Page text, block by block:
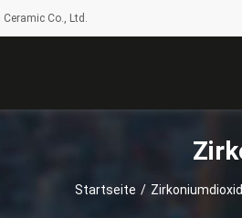
Co., Ltd.
Startseite /